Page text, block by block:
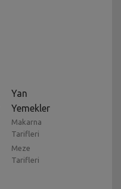
Yan
Yemekler
Makarna
Tarifleri
Meze
Tarifleri